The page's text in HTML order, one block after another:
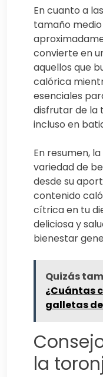
En cuanto a
tamaño
convierte en
aquellos que
calórica
esenciales
disfrutar de la
incluso en
En resumen,
variedad de
desde su
contenido
cítrica en tu
deliciosa y
bienestar
Quizás
¿Cuántas
galletas
la